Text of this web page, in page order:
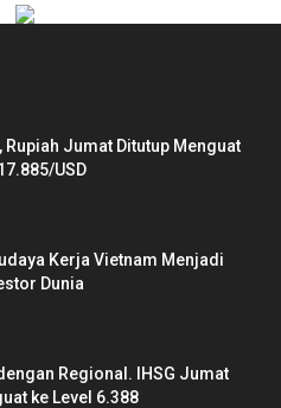
Rupiah Jumat Ditutup Menguat
USD
Kerja Vietnam Menjadi
Dunia
Regional. IHSG Jumat
ke Level 6.388